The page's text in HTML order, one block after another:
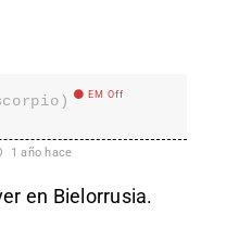
EM Off
1 año hace
en Bielorrusia.